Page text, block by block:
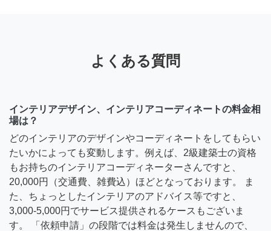
よくある質問
インテリアデザイン、インテリアコーディネートの料金相
場は？
どのインテリアのデザインやコーディネートをしてもらい
たいかによっても変動します。例えば、2級建築士の資格
もお持ちのインテリアコーディネーターさんですと、
20,000円（交通費、雑費込）ほどとなっております。 ま
た、ちょっとしたインテリアのアドバイス等ですと、
3,000-5,000円でサービス提供されるケースもございま
す。 「依頼申請」の段階では料金は発生しませんので、